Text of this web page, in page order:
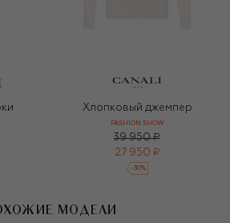
Хлопковый джемпер
FASHION SHOW
39 950 ₽
27 950 ₽
-30%
МОДЕЛИ